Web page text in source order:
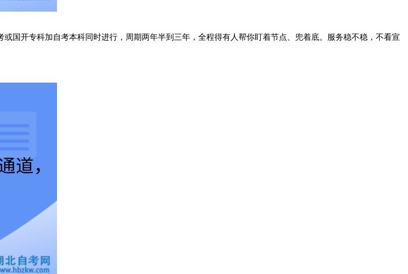
国开专科加自考本科同时进行，周期两年半到三年，全程得有人帮你盯着节点、兜着底。服务稳不稳，不看宣